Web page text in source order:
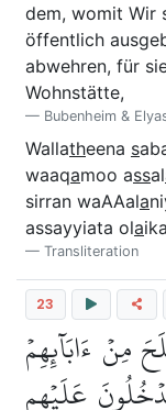
dem, womit Wir
öffentlich
abwehren, für
Wohnstätte,
Bubenheim &
Wallatheena s
waaqamoo assal
sirran waAAala
assayyiata ola
Transliteration
23
ءَابَآئِهِمۡ
عَلَيۡهِم